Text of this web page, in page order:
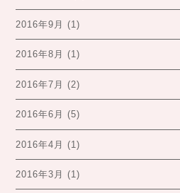
2016年9月 (1)
2016年8月 (1)
2016年7月 (2)
2016年6月 (5)
2016年4月 (1)
2016年3月 (1)